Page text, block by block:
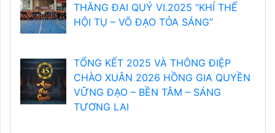
THĂNG ĐAI QUÝ VI.2025 “KHÍ THẾ
HỘI TỤ – VÕ ĐẠO TỎA SÁNG”
TỔNG KẾT 2025 VÀ THÔNG ĐIỆP
CHÀO XUÂN 2026 HỒNG GIA QUYỀN
VỮNG ĐẠO – BỀN TÂM – SÁNG
TƯƠNG LAI